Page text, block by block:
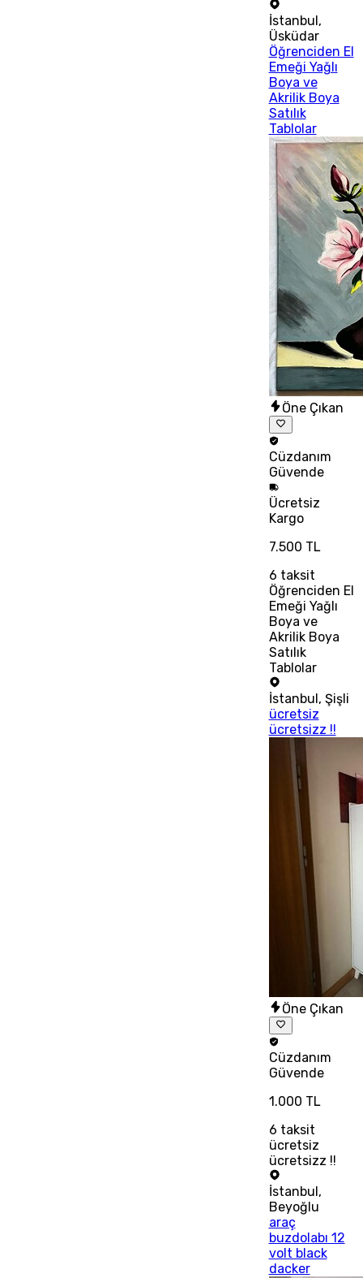
İstanbul,
Üsküdar
Öğrenciden El
Emeği Yağlı
Boya ve
Akrilik Boya
Satılık
Tablolar
Öne Çıkan
Cüzdanım
Güvende
Ücretsiz
Kargo
7.500 TL
6 taksit
Öğrenciden El
Emeği Yağlı
Boya ve
Akrilik Boya
Satılık
Tablolar
İstanbul, Şişli
ücretsiz
ücretsizz !!
Öne Çıkan
Cüzdanım
Güvende
1.000 TL
6 taksit
ücretsiz
ücretsizz !!
İstanbul ,
Beyoğlu
araç
buzdolabı 12
volt black
dacker